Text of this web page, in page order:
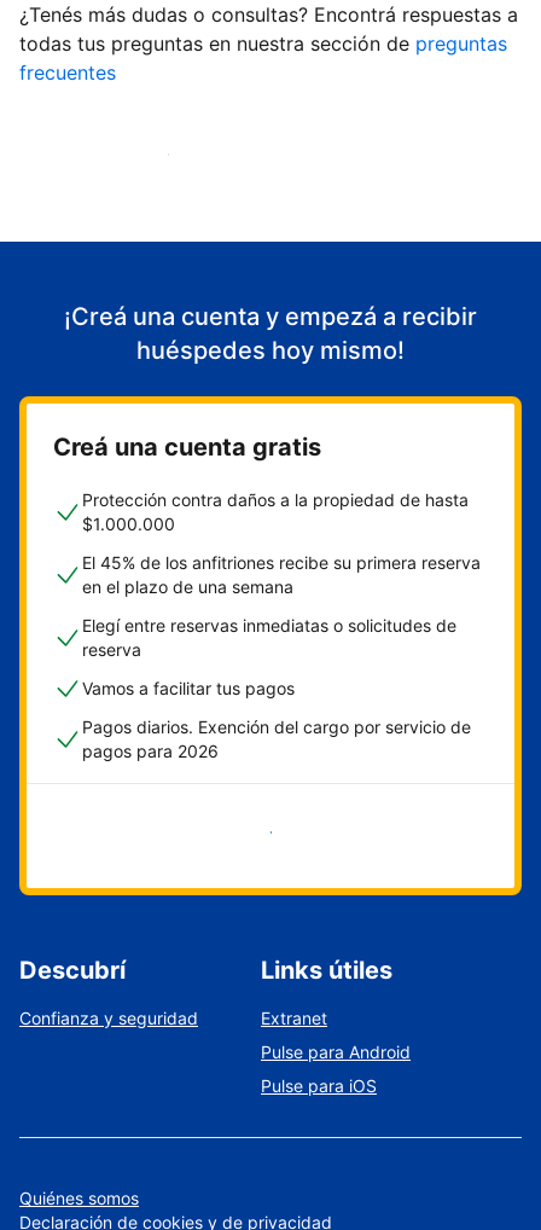
¿Tenés más dudas o consultas? Encontrá respuestas a
todas tus preguntas en nuestra sección de preguntas
frecuentes
Empezá a recibir huéspedes
¡Creá una cuenta y empezá a recibir
huéspedes hoy mismo!
Creá una cuenta gratis
Protección contra daños a la propiedad de hasta
$1.000.000
El 45% de los anfitriones recibe su primera reserva
en el plazo de una semana
Elegí entre reservas inmediatas o solicitudes de
reserva
Vamos a facilitar tus pagos
Pagos diarios. Exención del cargo por servicio de
pagos para 2026
Empezar ahora
Descubrí
Confianza y seguridad
Links útiles
Extranet
Pulse para Android
Pulse para iOS
Quiénes somos
Declaración de cookies y de privacidad